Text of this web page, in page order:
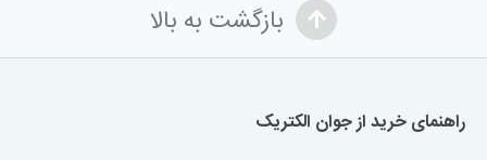
بازگشت به بالا
راهنمای خرید از جوان الکتریک